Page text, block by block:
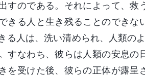
すのである。それによって、救
きる人と生き残ることのでき
る人は、洗い清められ、人類の
すなわち、彼らは人類の安息
を受けた後、彼らの正体が露